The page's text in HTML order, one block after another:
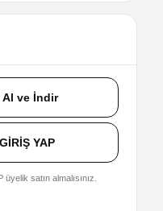
Al ve İndir
YAP
satın almalısınız.